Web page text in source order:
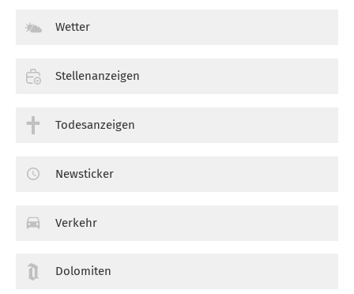
Wetter
Stellenanzeigen
Todesanzeigen
Newsticker
Verkehr
Dolomiten